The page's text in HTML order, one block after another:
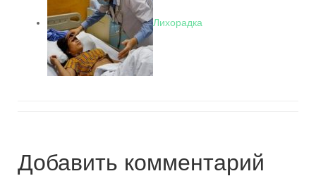
Лихорадка
Добавить комментарий